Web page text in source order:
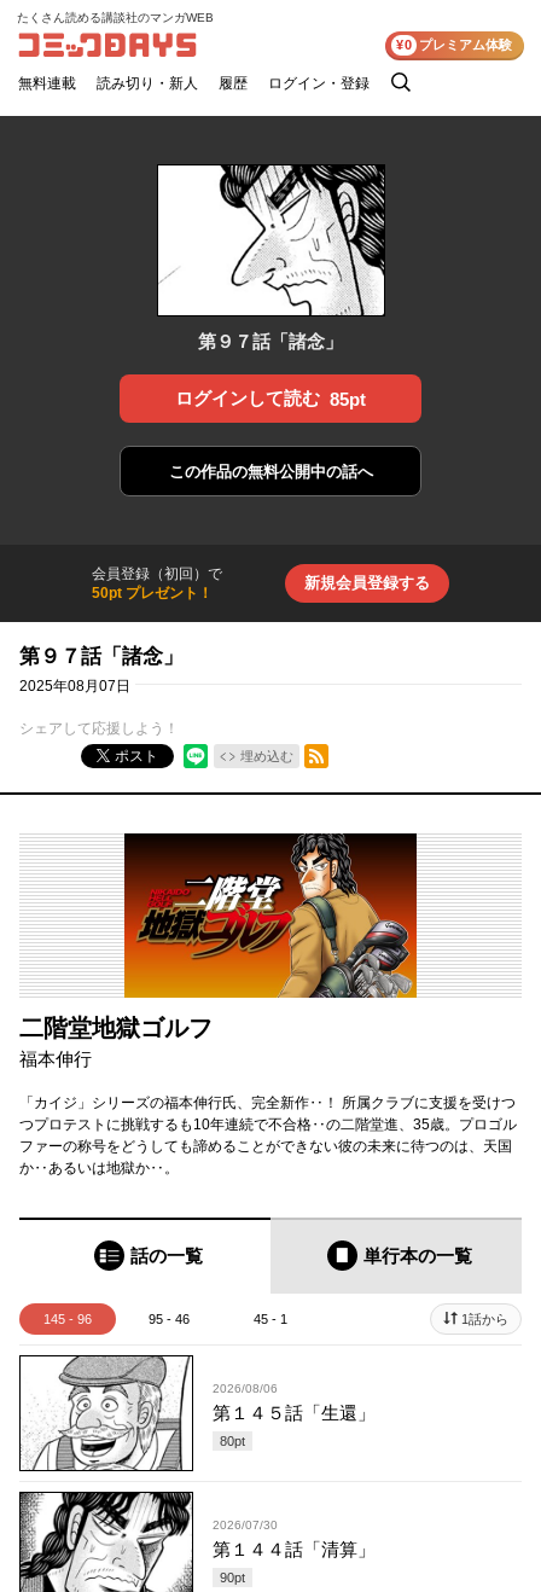
コミックDAYS
たくさん読める講談社のマンガWEB
無料連載 読み切り・新人 履歴 ログイン・登録
検
¥0 プレミアム体験
第９７話「諸念」
ログインして読む 85pt
この作品の無料公開中の話へ
会員登録（初回）で
50pt プレゼント！
新規会員登録する
第９７話「諸念」
2025年08月07日
シェアして応援しよう！
ポスト
埋め込む
RSSフィード
二階堂地獄ゴルフ
福本伸行
「カイジ」シリーズの福本伸行氏、完全新作‥！ 所属クラブに支援を受けつ
つプロテストに挑戦するも10年連続で不合格‥の二階堂進、35歳。プロゴル
ファーの称号をどうしても諦めることができない彼の未来に待つのは、天国
か‥あるいは地獄か‥。
話の一覧 単行本の一覧
145 - 96 95 - 46 45 - 1 1話から
2026/08/06
第１４５話「生還」
80pt
2026/07/30
第１４４話「清算」
90pt